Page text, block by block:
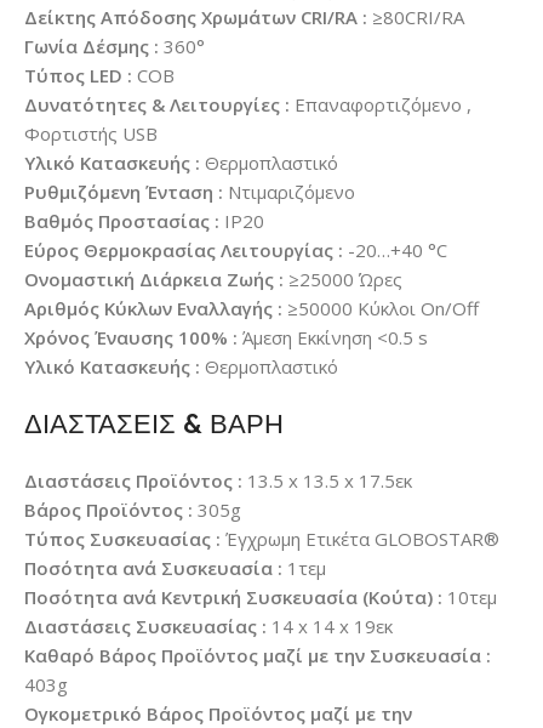
Δείκτης Απόδοσης Χρωμάτων CRI/RA : ≥80CRI/RA
Γωνία Δέσμης : 360°
Τύπος LED : COB
Δυνατότητες & Λειτουργίες : Επαναφορτιζόμενο ,
Φορτιστής USB
Υλικό Κατασκευής : Θερμοπλαστικό
Ρυθμιζόμενη Ένταση : Ντιμαριζόμενο
Βαθμός Προστασίας : IP20
Εύρος Θερμοκρασίας Λειτουργίας : -20…+40 °C
Ονομαστική Διάρκεια Ζωής : ≥25000 Ώρες
Αριθμός Κύκλων Εναλλαγής : ≥50000 Κύκλοι On/Off
Χρόνος Έναυσης 100% : Άμεση Εκκίνηση <0.5 s
Υλικό Κατασκευής : Θερμοπλαστικό
ΔΙΑΣΤΑΣΕΙΣ & ΒΑΡΗ
Διαστάσεις Προϊόντος : 13.5 x 13.5 x 17.5εκ
Βάρος Προϊόντος : 305g
Τύπος Συσκευασίας : Έγχρωμη Ετικέτα GLOBOSTAR®
Ποσότητα ανά Συσκευασία : 1τεμ
Ποσότητα ανά Κεντρική Συσκευασία (Κούτα) : 10τεμ
Διαστάσεις Συσκευασίας : 14 x 14 x 19εκ
Καθαρό Βάρος Προϊόντος μαζί με την Συσκευασία :
403g
Ογκομετρικό Βάρος Προϊόντος μαζί με την